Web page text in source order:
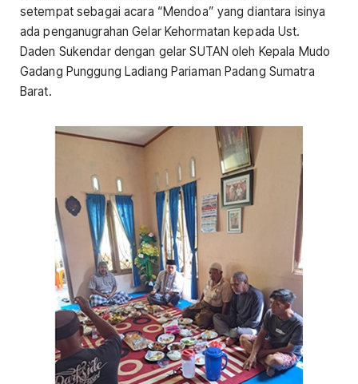
setempat sebagai acara “Mendoa” yang diantara isinya
ada penganugrahan Gelar Kehormatan kepada Ust.
Daden Sukendar dengan gelar SUTAN oleh Kepala Mudo
Gadang Punggung Ladiang Pariaman Padang Sumatra
Barat.